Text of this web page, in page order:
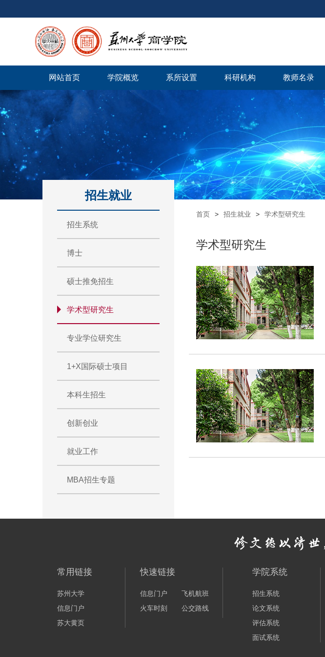
网站首页 学院概览 系所设置 科研机构 教师名录
招生就业
招生系统
博士
硕士推免招生
学术型研究生
专业学位研究生
1+X国际硕士项目
本科生招生
创新创业
就业工作
MBA招生专题
首页 > 招生就业 > 学术型研究生
学术型研究生
常用链接
苏州大学
信息门户
苏大黄页
快速链接
信息门户
飞机航班
火车时刻
公交路线
学院系统
招生系统
论文系统
评估系统
面试系统